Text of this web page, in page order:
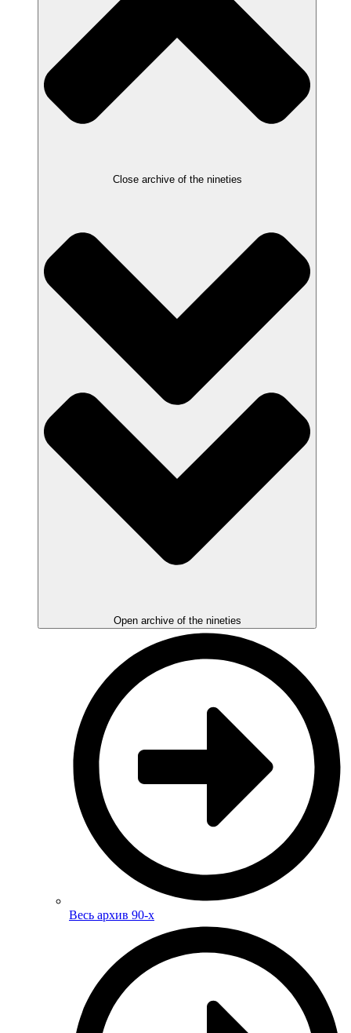
Close archive of the nineties
Open archive of the nineties
Весь архив 90-х